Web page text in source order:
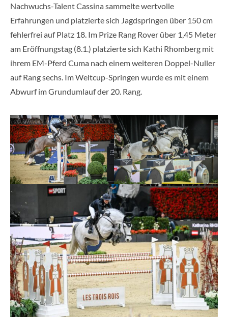
Nachwuchs-Talent Cassina sammelte wertvolle
Erfahrungen und platzierte sich Jagdspringen über 150 cm
fehlerfrei auf Platz 18. Im Prize Rang Rover über 1,45 Meter
am Eröffnungstag (8.1.) platzierte sich Kathi Rhomberg mit
ihrem EM-Pferd Cuma nach einem weiteren Doppel-Nuller
auf Rang sechs. Im Weltcup-Springen wurde es mit einem
Abwurf im Grundumlauf der 20. Rang.